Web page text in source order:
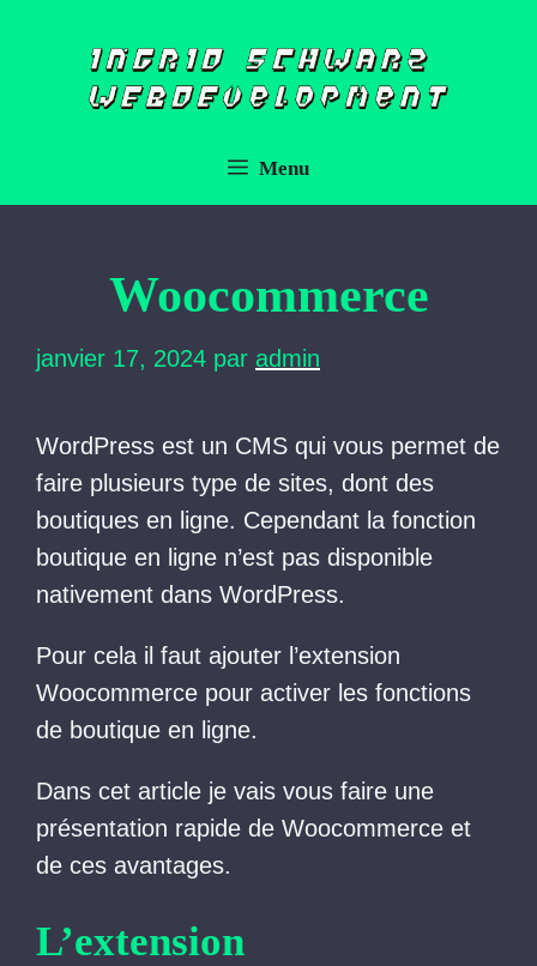
Menu
Woocommerce
janvier 17, 2024 par admin
WordPress est un CMS qui vous permet de
faire plusieurs type de sites, dont des
boutiques en ligne. Cependant la fonction
boutique en ligne n’est pas disponible
nativement dans WordPress.
Pour cela il faut ajouter l’extension
Woocommerce pour activer les fonctions
de boutique en ligne.
Dans cet article je vais vous faire une
présentation rapide de Woocommerce et
de ces avantages.
L’extension